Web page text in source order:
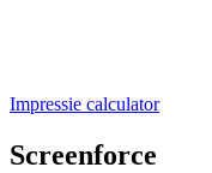
Impressie calculator
Screenforce